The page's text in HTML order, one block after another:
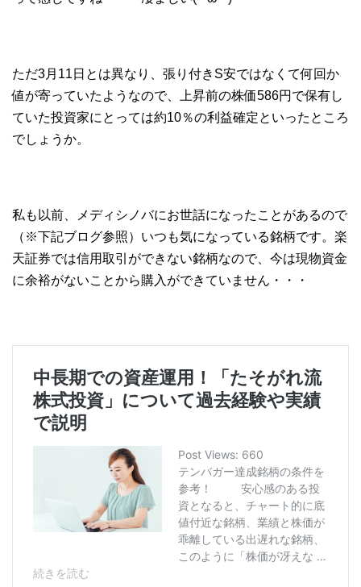
ただ3月11日とは異なり、張り付きS安ではなくて何回か
値が寄っていたようなので、上昇前の株価586円で保有し
ていた投資家にとっては約10％の利益確定といったところ
でしょうか。
私も以前、メディシノバにお世話になったことがあるので
（※下記ブログ参照）いつも気になっている銘柄です。楽
天証券では信用取引ができない銘柄なので、今は現物資金
に余裕がないことから購入ができていません・・・